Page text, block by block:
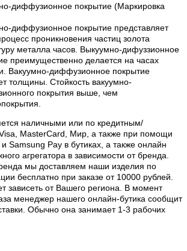
диффузионное покрытие (Маркировка
диффузионное покрытие представляет
проникновения частиц золота
металла часов. Выкуумно-дифуззионное
преимущественно делается на часах
Вакуумно-диффузионное покрытие
толщины. Стойкость вакуумно-
покрытия выше, чем
наличными или по кредитным/
MasterCard, Мир, а также при помощи
Samsung Pay в бутиках, а также онлайн
агрегатора в зависимости от бренда.
мы доставляем наши изделия по
бесплатно при заказе от 10000 рублей.
зависеть от Вашего региона. В момент
менеджер нашего онлайн-бутика сообщит
Обычно она занимает 1-3 рабочих